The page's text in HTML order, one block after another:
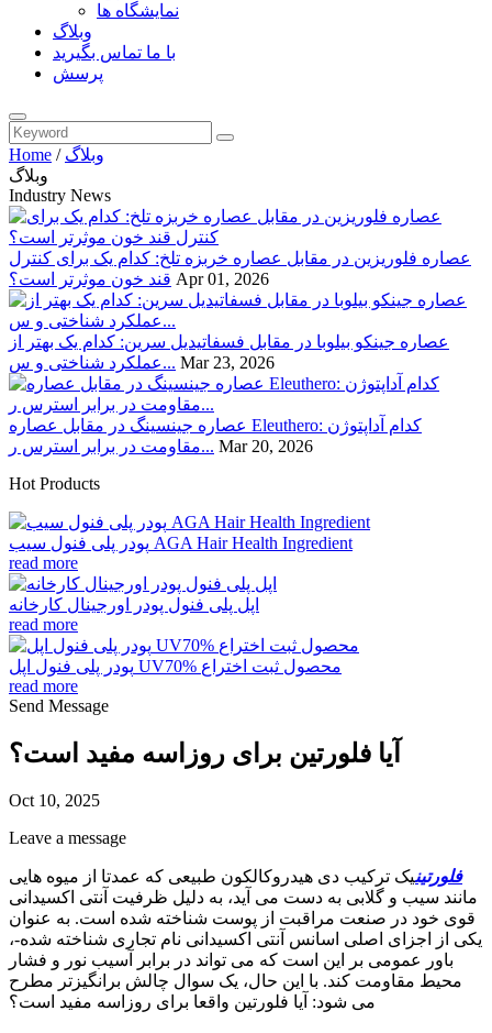
نمایشگاه ها
وبلاگ
با ما تماس بگیرید
پرسش
Home / وبلاگ
وبلاگ
Industry News
عصاره فلوریزین در مقابل عصاره خربزه تلخ: کدام یک برای کنترل
قند خون موثرتر است؟ Apr 01, 2026
عصاره جینکو بیلوبا در مقابل فسفاتیدیل سرین: کدام یک بهتر از
عملکرد شناختی و س... Mar 23, 2026
عصاره جینسینگ در مقابل عصاره Eleuthero: کدام آداپتوژن
مقاومت در برابر استرس ر... Mar 20, 2026
Hot Products
پودر پلی فنول سیب AGA Hair Health Ingredient
read more
اپل پلی فنول پودر اورجینال کارخانه
read more
پودر پلی فنول اپل UV70% محصول ثبت اختراع
read more
Send Message
آیا فلورتین برای روزاسه مفید است؟
Oct 10, 2025
Leave a message
فلورتینیک ترکیب دی هیدروکالکون طبیعی که عمدتا از میوه هایی
مانند سیب و گلابی به دست می آید، به دلیل ظرفیت آنتی اکسیدانی
قوی خود در صنعت مراقبت از پوست شناخته شده است. به عنوان
یکی از اجزای اصلی اسانس آنتی اکسیدانی نام تجاری شناخته شده-،
باور عمومی بر این است که می تواند در برابر آسیب نور و فشار
محیط مقاومت کند. با این حال، یک سوال چالش برانگیزتر مطرح
می شود: آیا فلورتین واقعا برای روزاسه مفید است؟